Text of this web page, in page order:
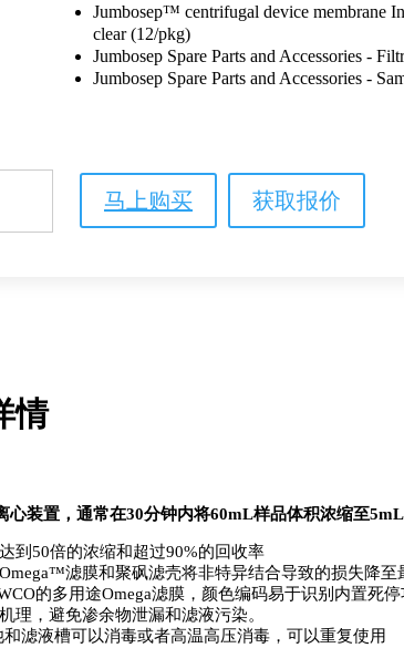
Jumbosep™ centrifugal device membrane
clear (12/pkg)
Jumbosep Spare Parts and Accessories -
Jumbosep Spare Parts and Accessories -
马上购买 获取报价
情
心装置，通常在30分钟内将60mL样品体积浓缩至5mL
到50倍的浓缩和超过90%的回收率
滤膜和聚砜滤壳将非特异结合导致的损失降至
的多用途Omega滤膜，颜色编码易于识别内置死
理，避免渗余物泄漏和滤液污染。
滤液槽可以消毒或者高温高压消毒，可以重复使用